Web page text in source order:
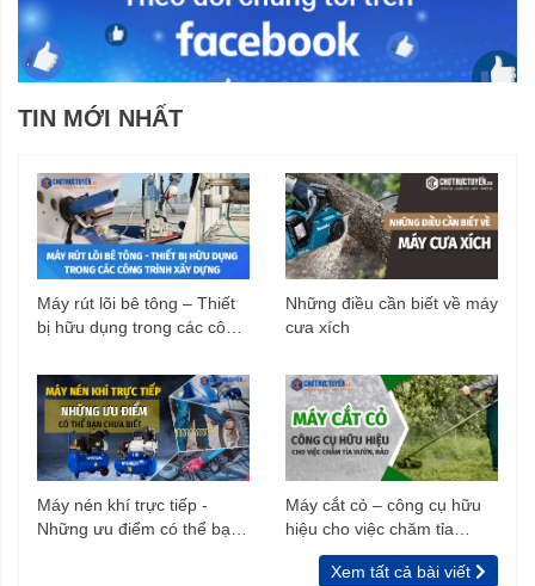
TIN MỚI NHẤT
Máy rút lõi bê tông – Thiết
bị hữu dụng trong các công
Những điều cần biết về máy
cưa xích
Máy nén khí trực tiếp -
Những ưu điểm có thể bạn
Máy cắt cỏ – công cụ hữu
hiệu cho việc chăm tỉa
vườn, rào
Xem tất cả bài viết